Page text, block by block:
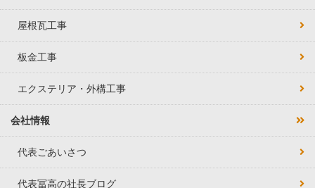
屋根瓦工事
板金工事
エクステリア・外構工事
会社情報
代表ごあいさつ
代表冨高の社長ブログ